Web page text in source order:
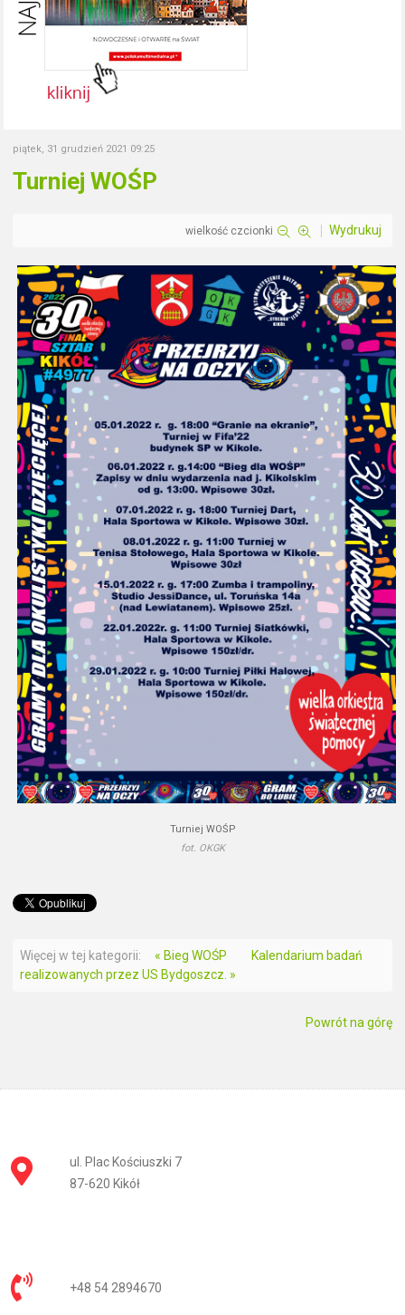
piątek, 31 grudzień 2021 09:25
Turniej WOŚP
wielkość czcionki Wydrukuj
Turniej WOŚP
fot. OKGK
Więcej w tej kategorii: « Bieg WOŚP
Kalendarium badań
realizowanych przez US Bydgoszcz. »
Powrót na górę
ul. Plac Kościuszki 7
87-620 Kikół
+48 54 2894670